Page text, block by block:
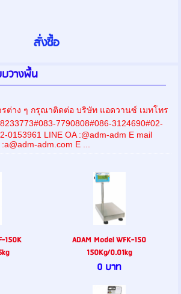
วางพื้น
ต่าง ๆ กรุณาติดต่อ บริษัท แอดวานซ์ เมทโทร
7790808#086-3124690#02-
0153961 LINE OA :@adm-adm E mail
:a@adm-adm.com E ...
150K
ADAM Model WFK-150
150Kg/0.01kg
0 บาท